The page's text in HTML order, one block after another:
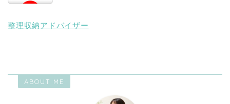
整理収納アドバイザー
ABOUT ME